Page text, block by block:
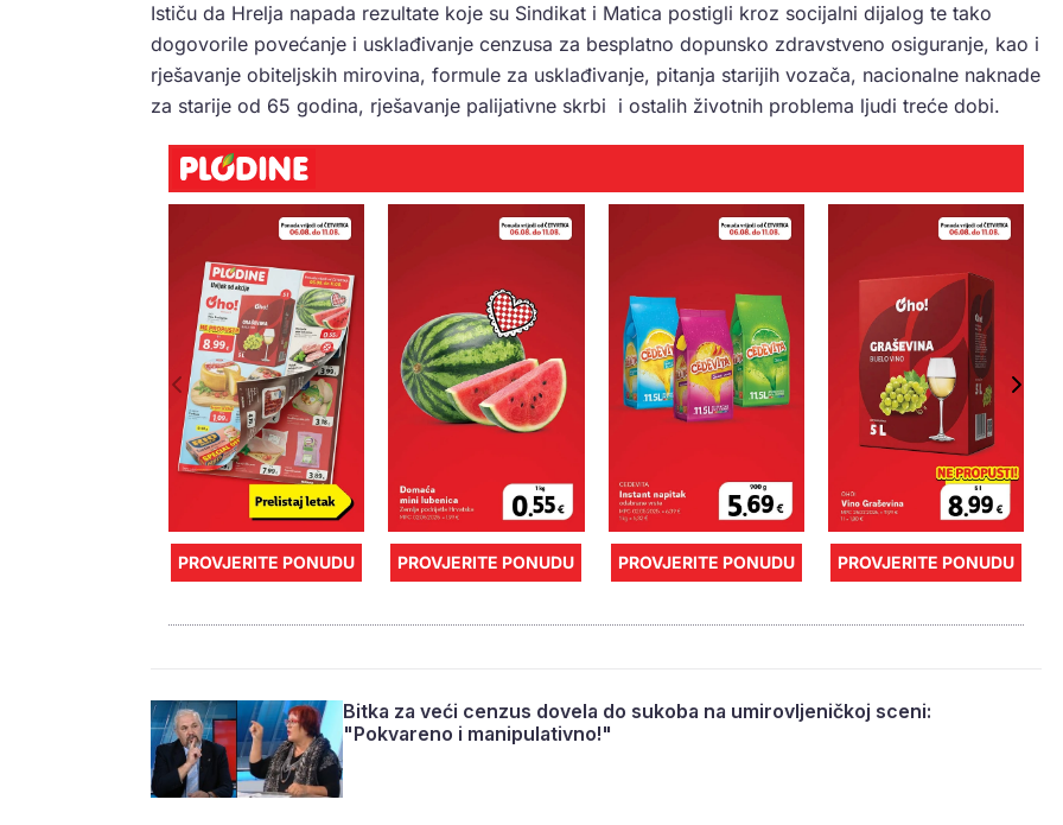
Ističu da Hrelja napada rezultate koje su Sindikat i Matica postigli kroz socijalni dijalog te tako
dogovorile povećanje i usklađivanje cenzusa za besplatno dopunsko zdravstveno osiguranje, kao i
rješavanje obiteljskih mirovina, formule za usklađivanje, pitanja starijih vozača, nacionalne naknade
za starije od 65 godina, rješavanje palijativne skrbi i ostalih životnih problema ljudi treće dobi.
PROVJERITE PONUDU PROVJERITE PONUDU PROVJERITE PONUDU PROVJERITE PONUDU
Bitka za veći cenzus dovela do sukoba na umirovljeničkoj sceni:
"Pokvareno i manipulativno!"